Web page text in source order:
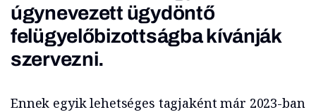
úgynevezett ügydöntő
felügyelőbizottságba kívánják
szervezni.
Ennek egyik lehetséges tagjaként már 2023-ban